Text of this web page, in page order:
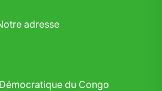
adresse
du Congo